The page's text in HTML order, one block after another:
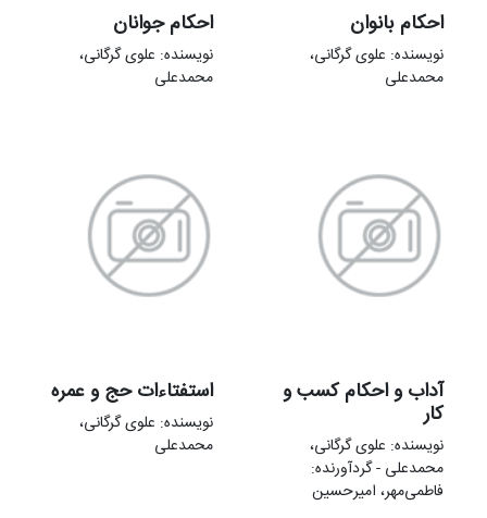
احکام بانوان
نویسنده: علوی گرگانی،
محمدعلی
احکام جوانان
نویسنده: علوی گرگانی،
محمدعلی
آداب و احکام کسب و
کار
نویسنده: علوی گرگانی،
محمدعلی - گردآورنده:
فاطمی‌مهر، امیرحسین
استفتاءات حج و عمره
نویسنده: علوی گرگانی،
محمدعلی